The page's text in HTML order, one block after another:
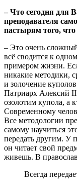
– Что сегодня для
преподавателя
пастырям того,
– Это очень
всё сводится к
примером жизни.
никакие методики,
и золочение
Патриарх Алексий
озолотим купола, а
Современному
Все методологии
самому научиться
передать другим. У
он читает свой
живешь. В
Всегда